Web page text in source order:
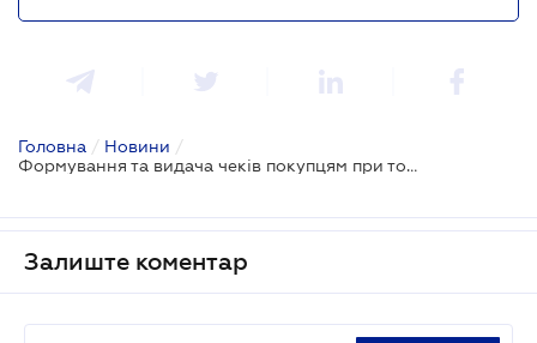
Головна / Новини /
Формування та видача чеків покупцям при торгівлі через Інтернет
Залиште коментар